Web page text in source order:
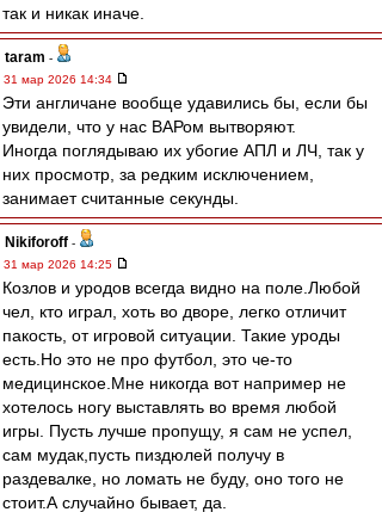
так и никак иначе.
taram -
31 мар 2026 14:34
Эти англичане вообще удавились бы, если бы
увидели, что у нас ВАРом вытворяют.
Иногда поглядываю их убогие АПЛ и ЛЧ, так у
них просмотр, за редким исключением,
занимает считанные секунды.
Nikiforoff -
31 мар 2026 14:25
Козлов и уродов всегда видно на поле.Любой
чел, кто играл, хоть во дворе, легко отличит
пакость, от игровой ситуации. Такие уроды
есть.Но это не про футбол, это че-то
медицинское.Мне никогда вот например не
хотелось ногу выставлять во время любой
игры. Пусть лучше пропущу, я сам не успел,
сам мудак,пусть пиздюлей получу в
раздевалке, но ломать не буду, оно того не
стоит.А случайно бывает, да.